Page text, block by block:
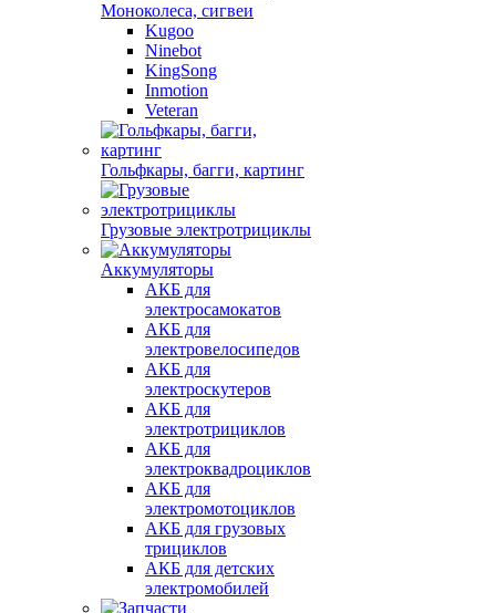
Моноколеса, сигвеи
Kugoo
Ninebot
KingSong
Inmotion
Veteran
Гольфкары, багги, картинг
Грузовые электротрициклы
Аккумуляторы
АКБ для
электросамокатов
АКБ для
электровелосипедов
АКБ для
электроскутеров
АКБ для
электротрициклов
АКБ для
электроквадроциклов
АКБ для
электромотоциклов
АКБ для грузовых
трициклов
АКБ для детских
электромобилей